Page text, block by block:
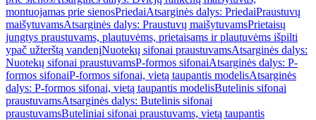
montuojamas prie sienosPriedaiAtsarginės dalys: PriedaiPraustuvų
maišytuvamsAtsarginės dalys: Praustuvų maišytuvamsPrietaisų
jungtys praustuvams, plautuvėms, prietaisams ir plautuvėms išpilti
ypač užterštą vandenįNuotekų sifonai praustuvamsAtsarginės dalys:
Nuotekų sifonai praustuvamsP-formos sifonaiAtsarginės dalys: P-
formos sifonaiP-formos sifonai, vietą taupantis modelisAtsarginės
dalys: P-formos sifonai, vietą taupantis modelisButelinis sifonai
praustuvamsAtsarginės dalys: Butelinis sifonai
praustuvamsButeliniai sifonai praustuvams, vietą taupantis